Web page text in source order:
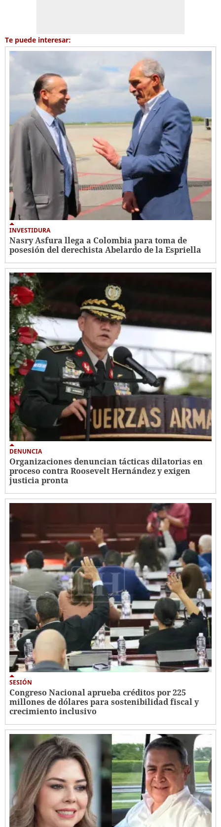
Te puede interesar:
INVESTIDURA
Nasry Asfura llega a Colombia para toma de
posesión del derechista Abelardo de la Espriella
DENUNCIA
Organizaciones denuncian tácticas dilatorias en
proceso contra Roosevelt Hernández y exigen
justicia pronta
SESIÓN
Congreso Nacional aprueba créditos por 225
millones de dólares para sostenibilidad fiscal y
crecimiento inclusivo